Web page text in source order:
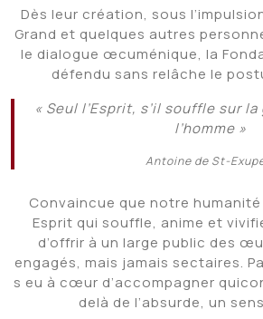
Dès leur création, sous
Grand et quelques autres
le dialogue œcuménique, la
défendu sans relâche le
« Seul l’Esprit, s’il souffle sur
l’homme »
Antoine de St-
Convaincue que notre
Esprit qui souffle, anime et
d’offrir à un large public des
engagés, mais jamais sectaires.
s eu à cœur d’accompagner
delà de l’absurde, un